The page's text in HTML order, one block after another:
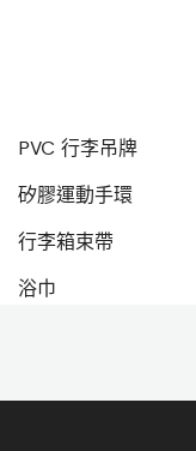
PVC 行李吊牌
矽膠運動手環
行李箱束帶
浴巾